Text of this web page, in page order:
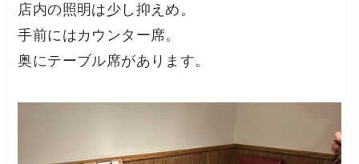
店内の照明は少し抑えめ。
手前にはカウンター席。
奥にテーブル席があります。